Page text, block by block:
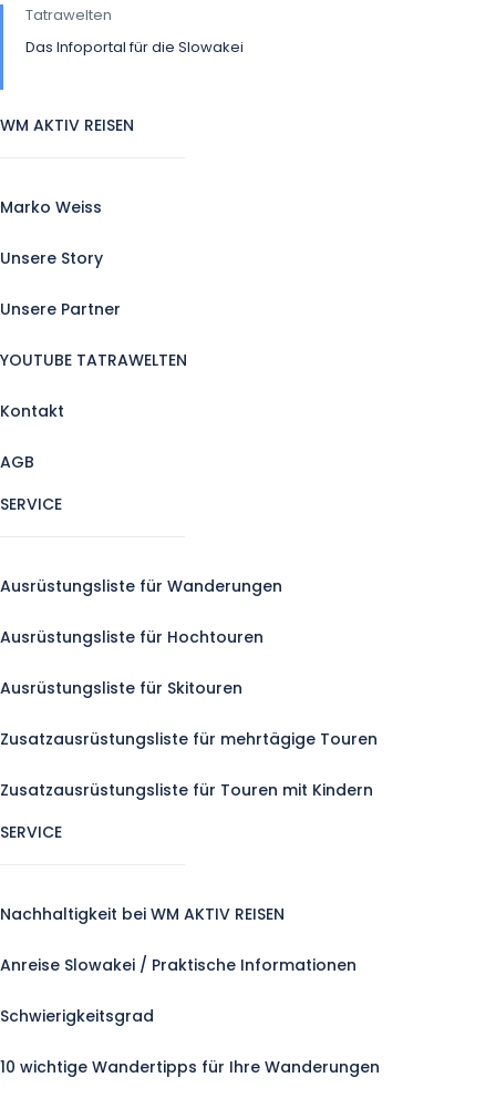
Tatrawelten
Das Infoportal für die Slowakei
WM AKTIV REISEN
Marko Weiss
Unsere Story
Unsere Partner
YOUTUBE TATRAWELTEN
Kontakt
AGB
SERVICE
Ausrüstungsliste für Wanderungen
Ausrüstungsliste für Hochtouren
Ausrüstungsliste für Skitouren
Zusatzausrüstungsliste für mehrtägige Touren
Zusatzausrüstungsliste für Touren mit Kindern
SERVICE
Nachhaltigkeit bei WM AKTIV REISEN
Anreise Slowakei / Praktische Informationen
Schwierigkeitsgrad
10 wichtige Wandertipps für Ihre Wanderungen